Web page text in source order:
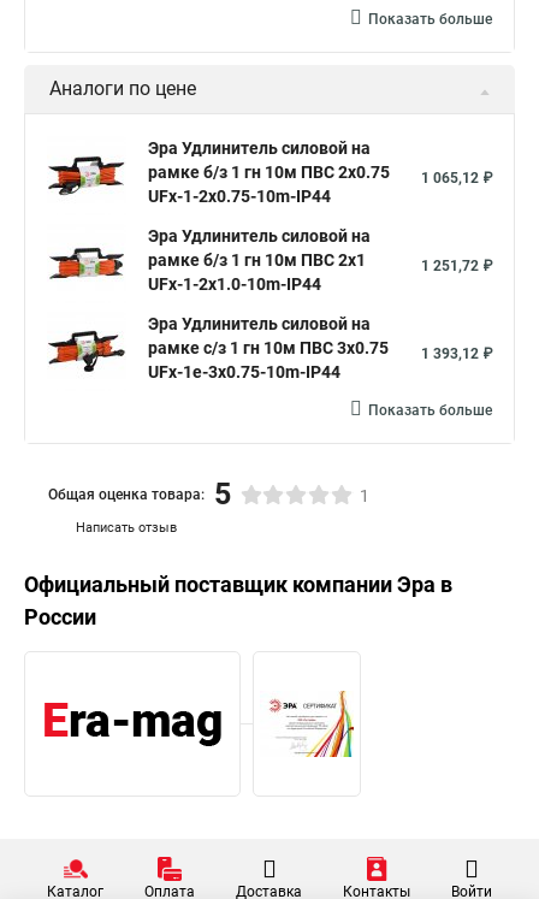
Показать больше
Аналоги по цене
Эра Удлинитель силовой на
рамке б/з 1 гн 10м ПВС 2x0.75
UFx-1-2x0.75-10m-IP44
1 065,12 ₽
Эра Удлинитель силовой на
рамке б/з 1 гн 10м ПВС 2х1
UFx-1-2x1.0-10m-IP44
1 251,72 ₽
Эра Удлинитель силовой на
рамке c/з 1 гн 10м ПВС 3x0.75
UFx-1e-3x0.75-10m-IP44
1 393,12 ₽
Показать больше
Написать отзыв
Общая оценка товара: 5 1
Официальный поставщик компанииЭра в
России
Каталог Оплата Доставка Контакты Войти